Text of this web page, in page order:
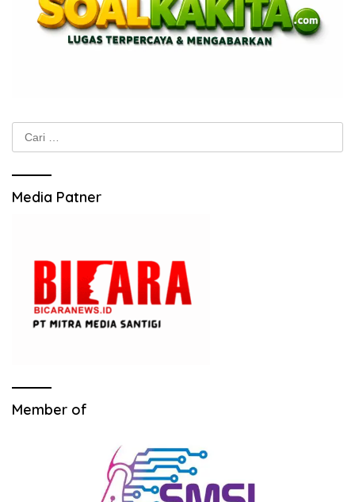
Cari
untuk:
Media Patner
Member of